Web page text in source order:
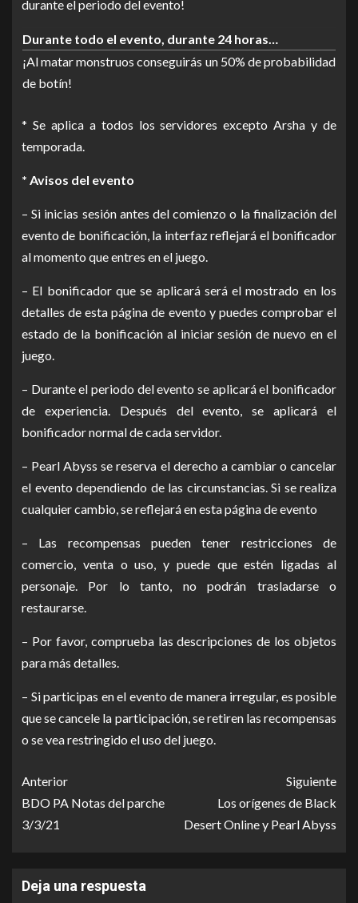
durante el periodo del evento!
Durante todo el evento, durante 24 horas…
¡Al matar monstruos conseguirás un 50% de probabilidad
de botín!
* Se aplica a todos los servidores excepto Arsha y de
temporada.
* Avisos del evento
– Si inicias sesión antes del comienzo o la finalización del
evento de bonificación, la interfaz reflejará el bonificador
al momento que entres en el juego.
– El bonificador que se aplicará será el mostrado en los
detalles de esta página de evento y puedes comprobar el
estado de la bonificación al iniciar sesión de nuevo en el
juego.
– Durante el periodo del evento se aplicará el bonificador
de experiencia. Después del evento, se aplicará el
bonificador normal de cada servidor.
– Pearl Abyss se reserva el derecho a cambiar o cancelar
el evento dependiendo de las circunstancias. Si se realiza
cualquier cambio, se reflejará en esta página de evento
– Las recompensas pueden tener restricciones de
comercio, venta o uso, y puede que estén ligadas al
personaje. Por lo tanto, no podrán trasladarse o
restaurarse.
– Por favor, comprueba las descripciones de los objetos
para más detalles.
– Si participas en el evento de manera irregular, es posible
que se cancele la participación, se retiren las recompensas
o se vea restringido el uso del juego.
Anterior
BDO PA Notas del parche
3/3/21
Siguiente
Los orígenes de Black
Desert Online y Pearl Abyss
Deja una respuesta